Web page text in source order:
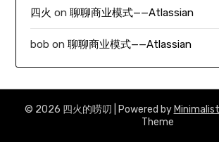
四火 on聊聊商业模式——Atlassian
bob on聊聊商业模式——Atlassian
© 2026 四火的唠叨 | Powered by
Theme